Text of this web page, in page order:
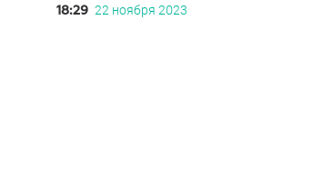
18:29 22 ноября 2023